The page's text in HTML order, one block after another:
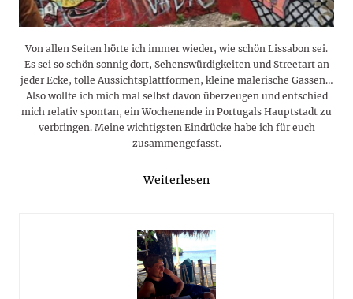
Von allen Seiten hörte ich immer wieder, wie schön Lissabon sei.
Es sei so schön sonnig dort, Sehenswürdigkeiten und Streetart an
jeder Ecke, tolle Aussichtsplattformen, kleine malerische Gassen…
Also wollte ich mich mal selbst davon überzeugen und entschied
mich relativ spontan, ein Wochenende in Portugals Hauptstadt zu
verbringen. Meine wichtigsten Eindrücke habe ich für euch
zusammengefasst.
Weiterlesen